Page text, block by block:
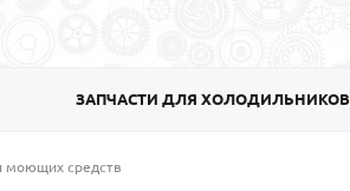
ЗАПЧАСТИ ДЛЯ ХОЛОДИЛЬНИКОВ
моющих средств